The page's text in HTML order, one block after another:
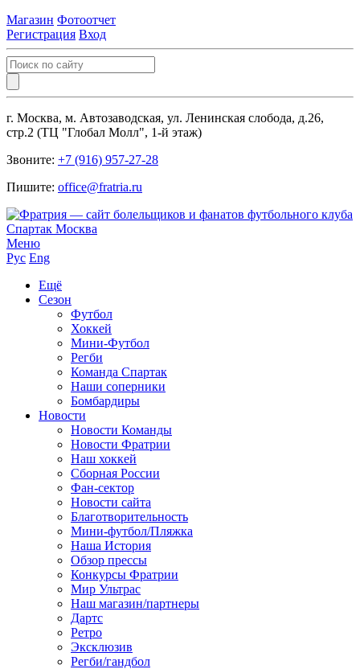
Магазин Фотоотчет
Регистрация Вход
г. Москва, м. Автозаводская, ул. Ленинская слобода, д.26,
стр.2 (ТЦ "Глобал Молл", 1-й этаж)
Звоните: +7 (916) 957-27-28
Пишите: office@fratria.ru
Меню
Рус Eng
Ещё
Сезон
Футбол
Хоккей
Мини-Футбол
Регби
Команда Спартак
Наши соперники
Бомбардиры
Новости
Новости Команды
Новости Фратрии
Наш хоккей
Сборная России
Фан-cектор
Новости сайта
Благотворительность
Мини-футбол/Пляжка
Наша История
Обзор прессы
Конкурсы Фратрии
Мир Ультрас
Наш магазин/партнеры
Дартс
Ретро
Эксклюзив
Регби/гандбол